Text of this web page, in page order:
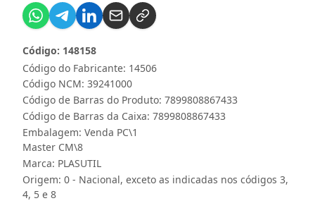
Código do Fabricante: 14506
Código: 148158
Código NCM: 39241000
Código de Barras do Produto: 7899808867433
Código de Barras da Caixa: 7899808867433
Embalagem: Venda PC\1
Master CM\8
Marca: PLASUTIL
Origem: 0 - Nacional, exceto as indicadas nos códigos 3,
4, 5 e 8